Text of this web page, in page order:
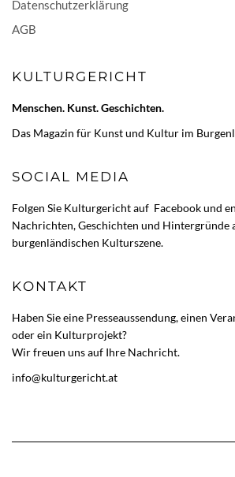
Datenschutzerklärung
AGB
KULTURGERICHT
Menschen. Kunst. Geschichten.
Das Magazin für Kunst und Kultur im
SOCIAL MEDIA
Folgen Sie Kulturgericht auf Facebookund
Nachrichten, Geschichten und Hintergründe
burgenländischen Kulturszene.
KONTAKT
Haben Sie eine Presseaussendung, einen
oder ein Kulturprojekt?
Wir freuen uns auf Ihre Nachricht.
info@kulturgericht.at